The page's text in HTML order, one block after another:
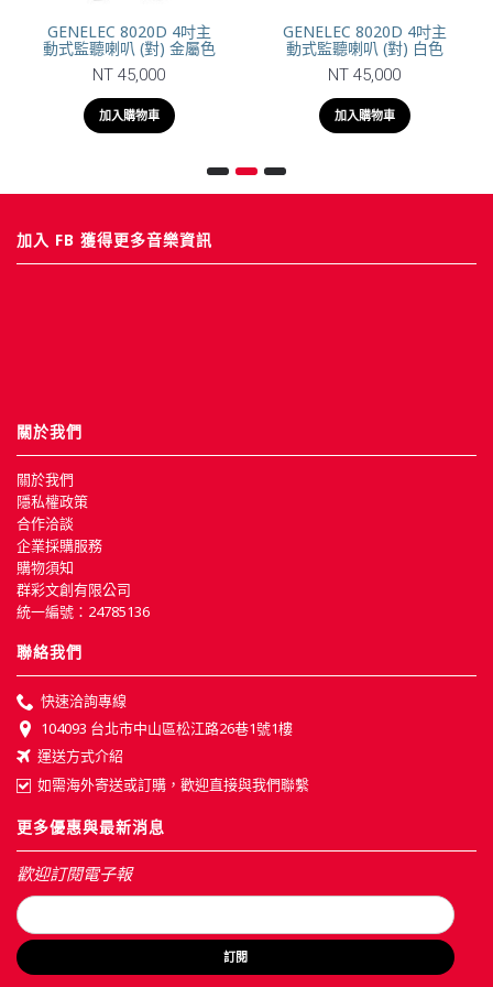
GENELEC 8020D 4吋主
動式監聽喇叭 (對) 金屬色
NT 45,000
加入購物車
GENELEC 8020D 4吋主
動式監聽喇叭 (對) 白色
NT 45,000
加入購物車
加入 FB 獲得更多音樂資訊
關於我們
關於我們
隱私權政策
合作洽談
企業採購服務
購物須知
群彩文創有限公司
統一編號：24785136
聯絡我們
快速洽詢專線
104093 台北市中山區松江路26巷1號1樓
運送方式介紹
如需海外寄送或訂購，歡迎直接與我們聯繫
更多優惠與最新消息
歡迎訂閱電子報
訂閱